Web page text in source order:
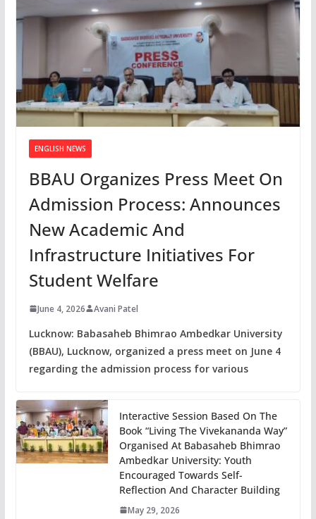
ENGLISH NEWS
BBAU Organizes Press Meet On
Admission Process: Announces
New Academic And
Infrastructure Initiatives For
Student Welfare
June 4, 2026 Avani Patel
Lucknow: Babasaheb Bhimrao Ambedkar University
(BBAU), Lucknow, organized a press meet on June 4
regarding the admission process for various
Interactive Session Based On The
Book “Living The Vivekananda Way”
Organised At Babasaheb Bhimrao
Ambedkar University: Youth
Encouraged Towards Self-
Reflection And Character Building
May 29, 2026